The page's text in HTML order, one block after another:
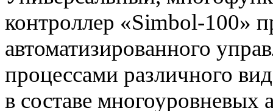
контроллер «Simbol-100»
автоматизированного
процессами различного
в составе многоуровневых